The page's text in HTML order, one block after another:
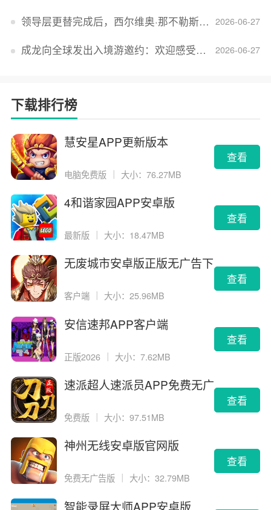
2026-06-27
领导层更替完成后，西尔维奥·那不勒斯出任Lucid首席执行官
2026-06-27
成龙向全球发出入境游邀约：欢迎感受无滤镜的真实中国
下载排行榜
慧安星APP更新版本
电脑免费版 ｜ 大小：76.27MB
查看
4和谐家园APP安卓版
最新版 大小：18.47MB
查看
无废城市安卓版正版无广告下
客户端 大小：25.96MB
查看
安信速邦APP客户端
正版2026 ｜ 大小：7.62MB
查看
速派超人速派员APP免费无广
免费版 大小：97.51MB
查看
神州无线安卓版官网版
免费无广告版 大小：32.79MB
查看
智能录屏大师APP安卓版